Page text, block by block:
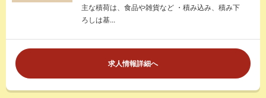
主な積荷は、食品や雑貨など ・積み込み、積み下
ろしは基...
求人情報詳細へ